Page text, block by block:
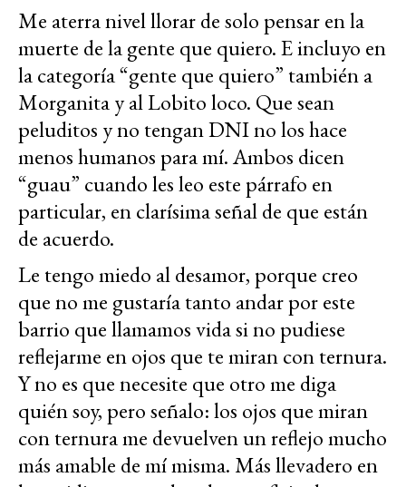
Me aterra nivel llorar de solo pensar en la
muerte de la gente que quiero. E incluyo en
la categoría “gente que quiero” también a
Morganita y al Lobito loco. Que sean
peluditos y no tengan DNI no los hace
menos humanos para mí. Ambos dicen
“guau” cuando les leo este párrafo en
particular, en clarísima señal de que están
de acuerdo.
Le tengo miedo al desamor, porque creo
que no me gustaría tanto andar por este
barrio que llamamos vida si no pudiese
reflejarme en ojos que te miran con ternura.
Y no es que necesite que otro me diga
quién soy, pero señalo: los ojos que miran
con ternura me devuelven un reflejo mucho
más amable de mí misma. Más llevadero en